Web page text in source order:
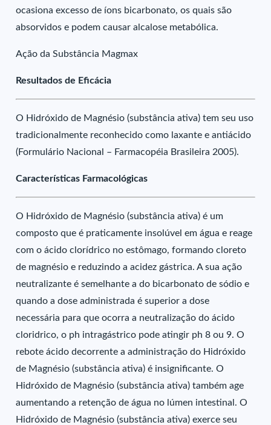
ocasiona excesso de íons bicarbonato, os quais são
absorvidos e podem causar alcalose metabólica.
Ação da Substância Magmax
Resultados de Eficácia
O Hidróxido de Magnésio (substância ativa) tem seu uso
tradicionalmente reconhecido como laxante e antiácido
(Formulário Nacional – Farmacopéia Brasileira 2005).
Características Farmacológicas
O Hidróxido de Magnésio (substância ativa) é um
composto que é praticamente insolúvel em água e reage
com o ácido clorídrico no estômago, formando cloreto
de magnésio e reduzindo a acidez gástrica. A sua ação
neutralizante é semelhante a do bicarbonato de sódio e
quando a dose administrada é superior a dose
necessária para que ocorra a neutralização do ácido
cloridrico, o ph intragástrico pode atingir ph 8 ou 9. O
rebote ácido decorrente a administração do Hidróxido
de Magnésio (substância ativa) é insignificante. O
Hidróxido de Magnésio (substância ativa) também age
aumentando a retenção de água no lúmen intestinal. O
Hidróxido de Magnésio (substância ativa) exerce seu